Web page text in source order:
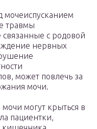
мочеиспусканием
травмы
с родовой
нервных
может повлечь за
мочи.
могут крыться в
пациентки,